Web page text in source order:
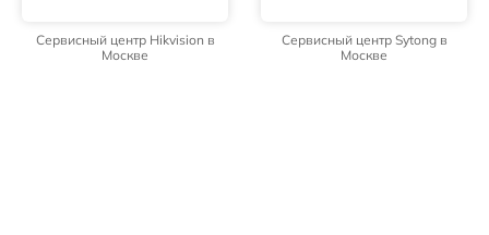
Сервисный центр Hikvision в
Москве
Сервисный центр Sytong в
Москве